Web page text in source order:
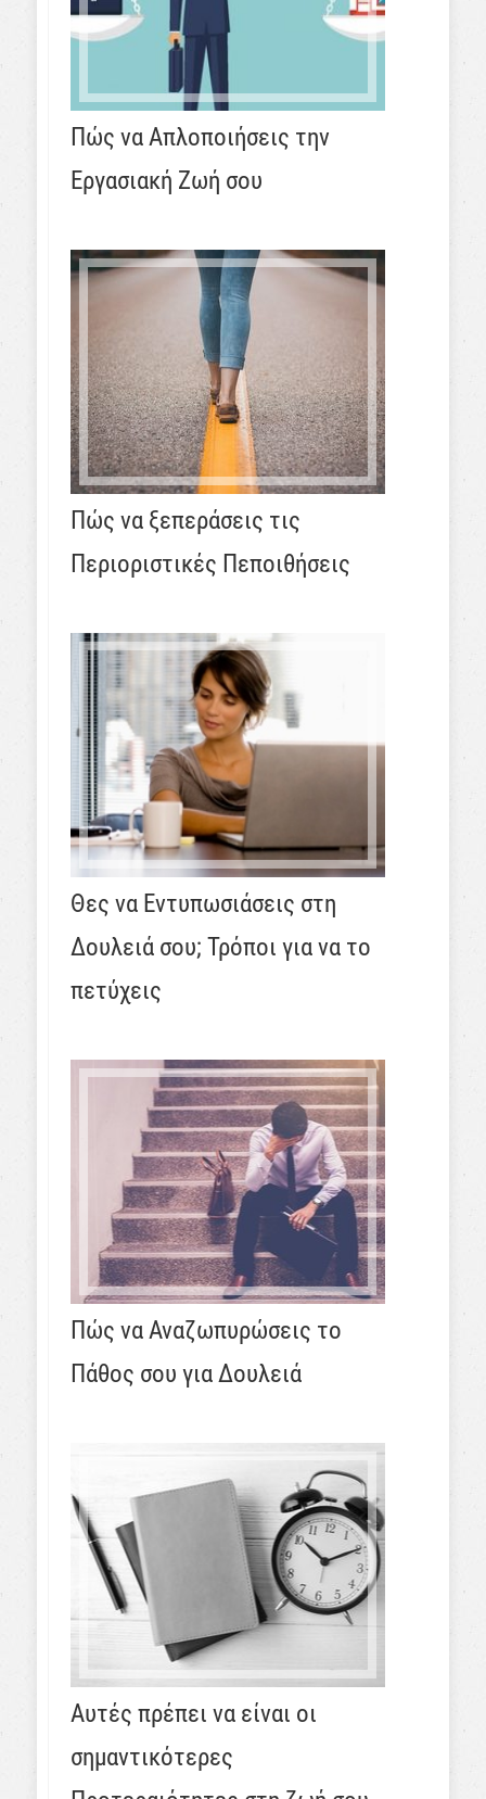
Πώς να Απλοποιήσεις την
Εργασιακή Ζωή σου
Πώς να ξεπεράσεις τις
Περιοριστικές Πεποιθήσεις
Θες να Εντυπωσιάσεις στη
Δουλειά σου; Τρόποι για να το
πετύχεις
Πώς να Αναζωπυρώσεις το
Πάθος σου για Δουλειά
Αυτές πρέπει να είναι οι
σημαντικότερες